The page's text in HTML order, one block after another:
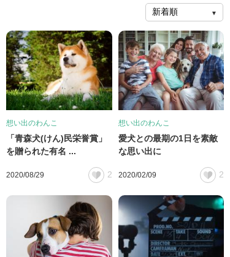
想い出のわんこ
「青森犬(けん)民栄誉賞」
を贈られた有名 ...
2020/08/29 2
想い出のわんこ
愛犬との最期の1日を素敵
な思い出に
2020/02/09 2